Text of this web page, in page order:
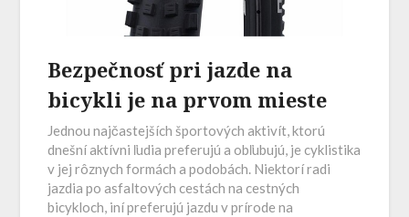
Bezpečnosť pri jazde na
bicykli je na prvom mieste
Jednou najčastejších športových aktivít, ktorú
dnešní aktívni ľudia preferujú a obľubujú, je cyklistika
v jej rôznych formách a podobách. Niektorí radi
jazdia po asfaltových cestách na cestných
bicykloch, iní preferujú jazdu v prírode na